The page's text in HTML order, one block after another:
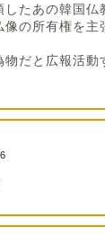
たあの韓国仏
像の所有権を主
物だと広報活